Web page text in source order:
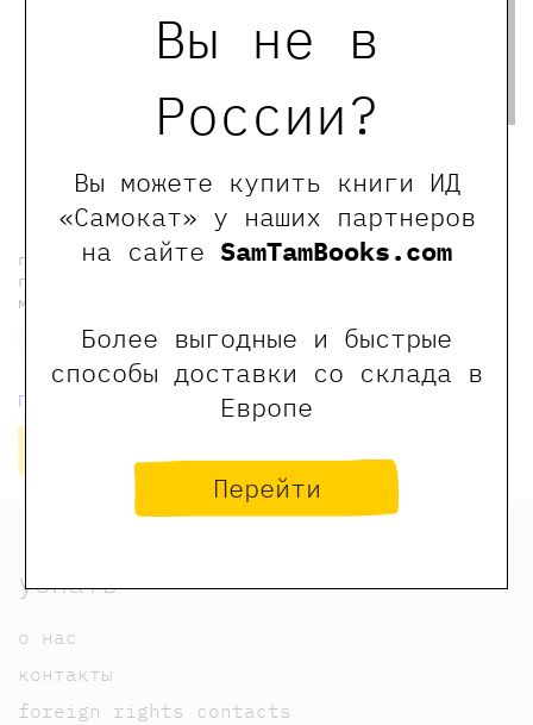
Вы не в
России?
Вы можете купить книги ИД
«Самокат» у наших партнеров
на сайте SamTamBooks.com
Более выгодные и быстрые
способы доставки со склада в
Европе
Перейти
видео
← Предыдущая новость
Следующая новость →
подпишитесь на рассылку, чтобы еженедельно
получать индивидуальные скидки на наши книги и
мероприятия
Политика конфиденциальности
узнать
о нас
контакты
foreign rights contacts